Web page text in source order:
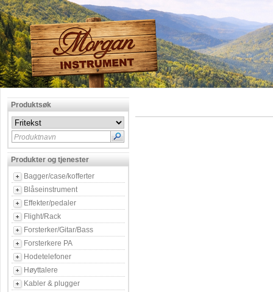
Produktsøk
Produktnavn
Produkter og tjenester
Bagger/case/kofferter
Blåseinstrument
Effekter/pedaler
Flight/Rack
Forsterker/Gitar/Bass
Forsterkere PA
Hodetelefoner
Høyttalere
Kabler & plugger